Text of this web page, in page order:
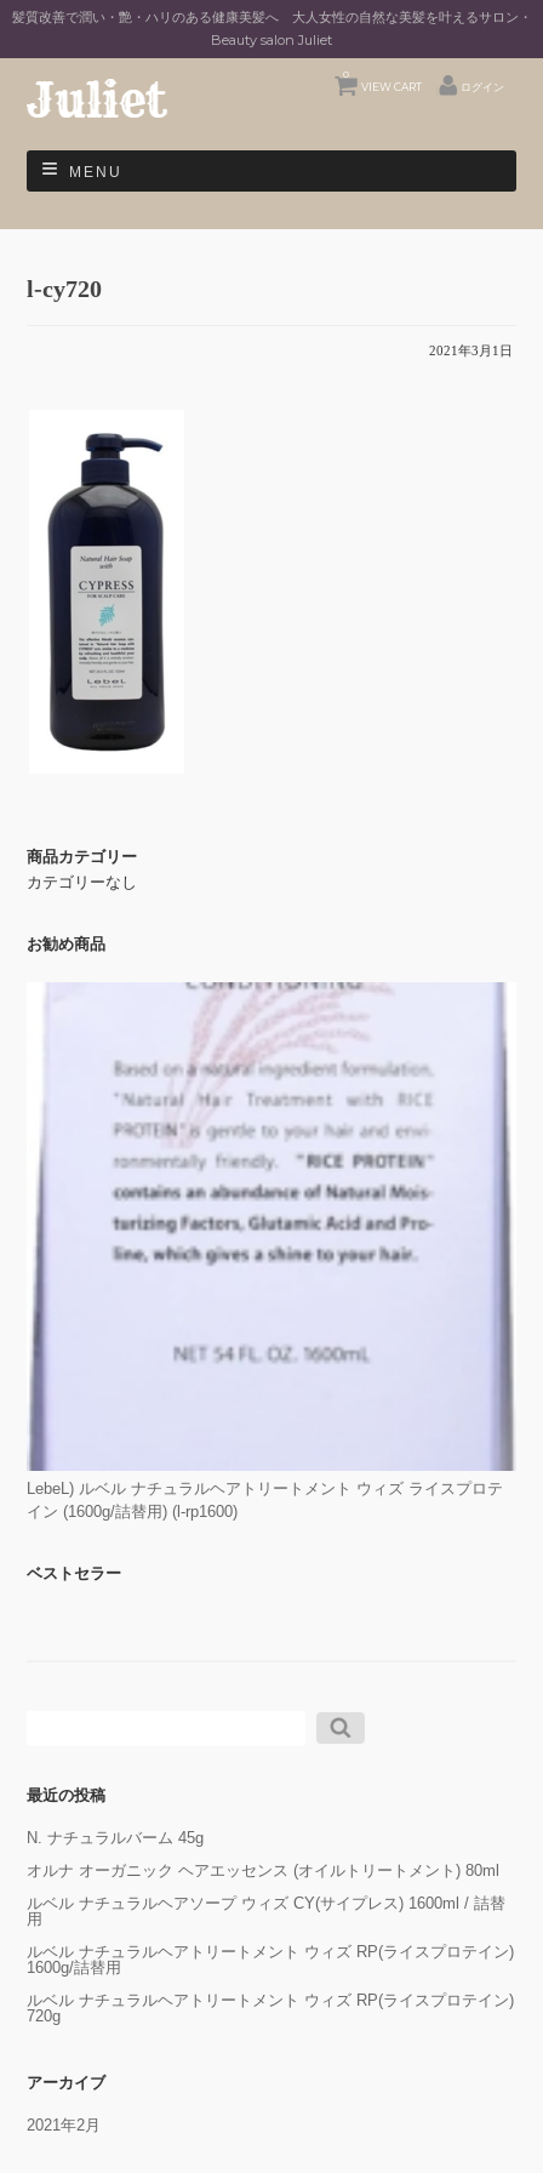
髪質改善で潤い・艶・ハリのある健康美髪へ 大人女性の自然な美髪を叶えるサロン・
Beauty salon Juliet
VIEW CART
0
ログイン
MENU
l-cy720
2021年3月1日
商品カテゴリー
カテゴリーなし
お勧め商品
LebeL) ルベル ナチュラルヘアトリートメント ウィズ ライスプロテ
イン (1600g/詰替用) (l-rp1600)
ベストセラー
最近の投稿
N. ナチュラルバーム 45g
オルナ オーガニック ヘアエッセンス (オイルトリートメント) 80ml
ルベル ナチュラルヘアソープ ウィズ CY(サイプレス) 1600ml / 詰替
用
ルベル ナチュラルヘアトリートメント ウィズ RP(ライスプロテイン)
1600g/詰替用
ルベル ナチュラルヘアトリートメント ウィズ RP(ライスプロテイン)
720g
アーカイブ
2021年2月